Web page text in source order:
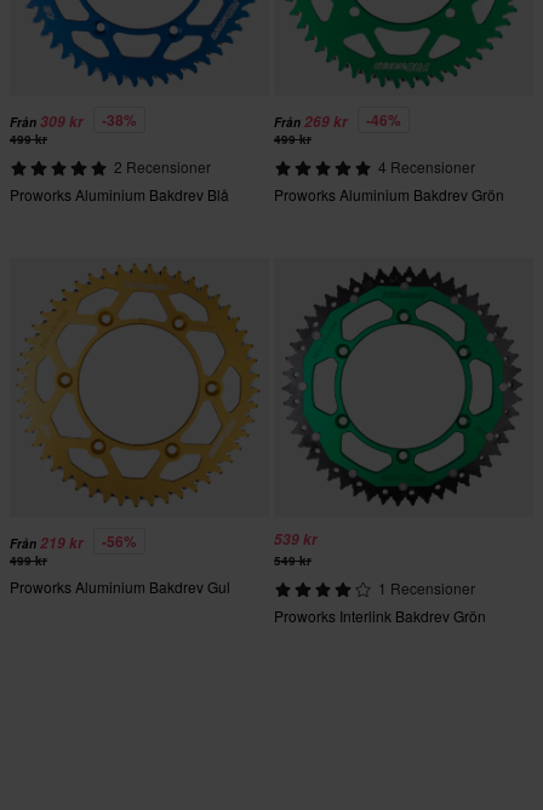
Från 309 kr -38%
499 kr
2 Recensioner
Proworks Aluminium Bakdrev Blå
Från 269 kr -46%
499 kr
4 Recensioner
Proworks Aluminium Bakdrev Grön
Från 219 kr -56%
499 kr
Proworks Aluminium Bakdrev Gul
539 kr
549 kr
1 Recensioner
Proworks Interlink Bakdrev Grön